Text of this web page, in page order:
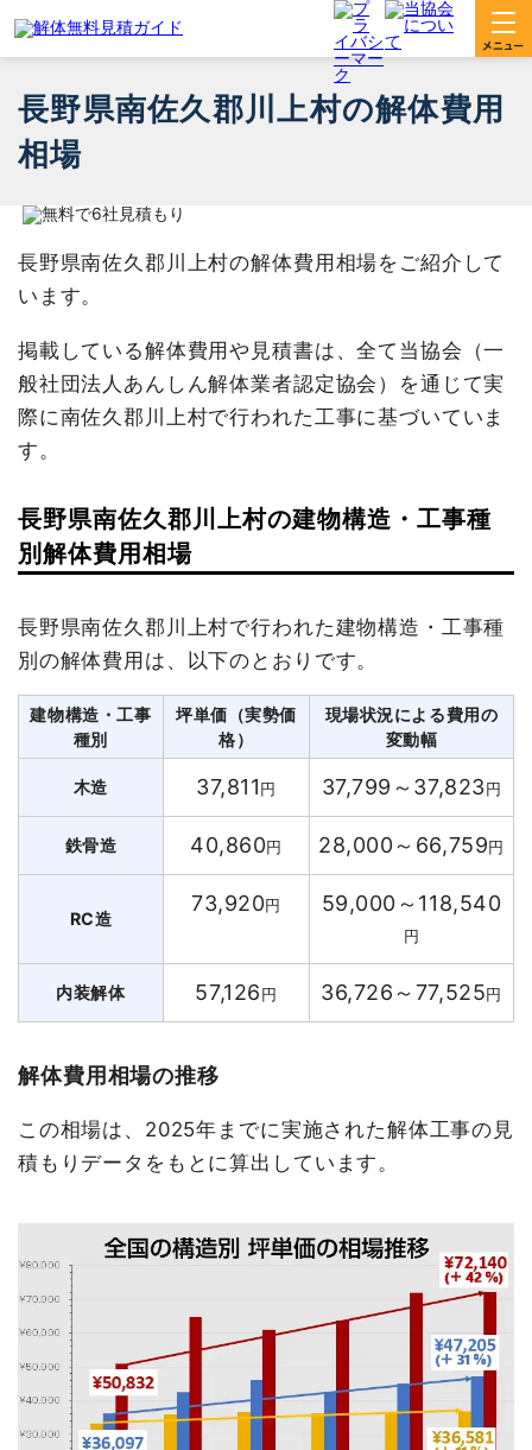
長野県南佐久郡川上村の解体費用
相場
長野県南佐久郡川上村の解体費用相場をご紹介して
います。
掲載している解体費用や見積書は、全て当協会（一
般社団法人あんしん解体業者認定協会）を通じて実
際に南佐久郡川上村で行われた工事に基づいていま
す。
長野県南佐久郡川上村の建物構造・工事種
別解体費用相場
長野県南佐久郡川上村で行われた建物構造・工事種
別の解体費用は、以下のとおりです。
建物構造・工事
種別
坪単価（実勢価
格）
現場状況による費用の
変動幅
木造 37,811円 37,799～37,823円
鉄骨造 40,860円 28,000～66,759円
RC造
73,920円 59,000～118,540
円
内装解体 57,126円 36,726～77,525円
解体費用相場の推移
この相場は、2025年までに実施された解体工事の見
積もりデータをもとに算出しています。